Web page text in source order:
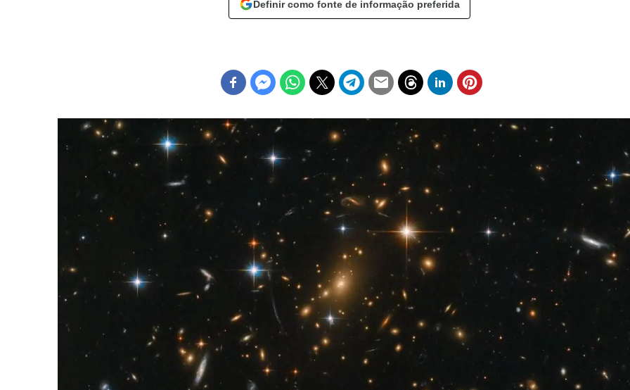
Definir como fonte de informação preferida